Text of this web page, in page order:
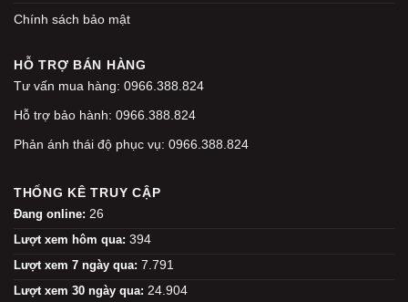
Chính sách bảo mật
HỖ TRỢ BÁN HÀNG
Tư vấn mua hàng: 0966.388.824
Hỗ trợ bảo hành: 0966.388.824
Phản ánh thái độ phục vụ: 0966.388.824
THỐNG KÊ TRUY CẬP
Đang online: 26
Lượt xem hôm qua: 394
Lượt xem 7 ngày qua: 7.791
Lượt xem 30 ngày qua: 24.904